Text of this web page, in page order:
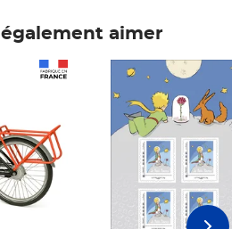
aimer
Prix 7,50€